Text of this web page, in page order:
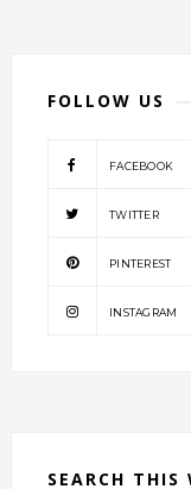
FOLLOW US
FACEBOOK
TWITTER
PINTEREST
INSTAGRAM
SEARCH THIS